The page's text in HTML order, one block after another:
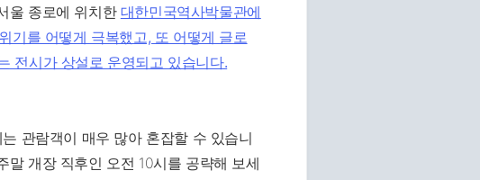
울 종로에 위치한 대한민국역사박물관에
기를 어떻게 극복했고, 또 어떻게 글로
전시가 상설로 운영되고 있습니다.
관람객이 매우 많아 혼잡할 수 있습니
말 개장 직후인 오전 10시를 공략해 보세